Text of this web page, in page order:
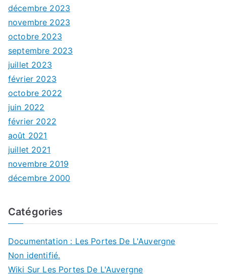
décembre 2023
novembre 2023
octobre 2023
septembre 2023
juillet 2023
février 2023
octobre 2022
juin 2022
février 2022
août 2021
juillet 2021
novembre 2019
décembre 2000
Catégories
Documentation : Les Portes De L'Auvergne
Non identifié.
Wiki Sur Les Portes De L'Auvergne